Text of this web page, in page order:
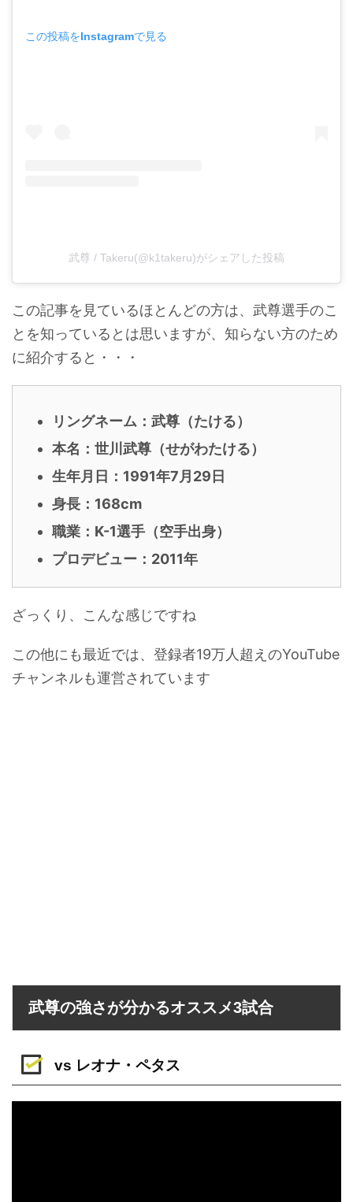
この投稿をInstagramで見る
武尊 / Takeru(@k1takeru)がシェアした投稿
この記事を見ているほとんどの方は、武尊選手のこ
とを知っているとは思いますが、知らない方のため
に紹介すると・・・
リングネーム：武尊（たける）
本名：世川武尊（せがわたける）
生年月日：1991年7月29日
身長：168cm
職業：K-1選手（空手出身）
プロデビュー：2011年
ざっくり、こんな感じですね
この他にも最近では、登録者19万人超えのYouTube
チャンネルも運営されています
武尊の強さが分かるオススメ3試合
vs レオナ・ペタス